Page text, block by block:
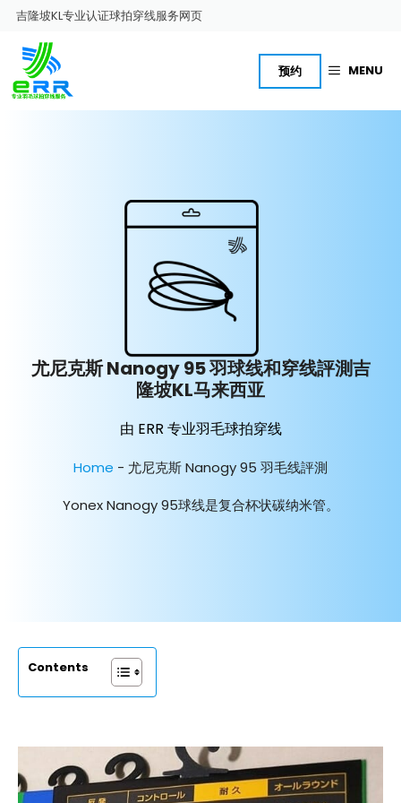
吉隆坡KL专业认证球拍穿线服务网页
MENU
预约
尤尼克斯 Nanogy 95 羽球线和穿线評測吉
隆坡KL马来西亚
由 ERR 专业羽毛球拍穿线
Home - 尤尼克斯 Nanogy 95 羽毛线評測
Yonex Nanogy 95球线是复合杯状碳纳米管。
Contents